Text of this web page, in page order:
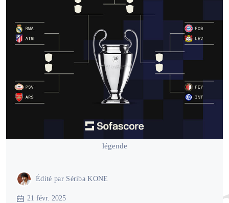
légende
Édité par Sériba KONE
21 févr. 2025